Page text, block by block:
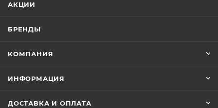
АКЦИИ
БРЕНДЫ
КОМПАНИЯ
ИНФОРМАЦИЯ
ДОСТАВКА И ОПЛАТА